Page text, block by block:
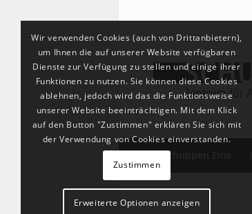
Schuppen Eins
Wir verwenden Cookies (auch von Drittanbietern),
um Ihnen die auf unserer Website verfügbaren
Dienste zur Verfügung zu stellen und einige ihrer
Funktionen zu nutzen. Sie können diese Cookies
ablehnen, jedoch wird das die Funktionsweise
unserer Website beeinträchtigen. Mit dem Klick
auf den Button "Zustimmen" erklären Sie sich mit
der Verwendung von Cookies einverstanden.
Zustimmen
Erweiterte Optionen anzeigen